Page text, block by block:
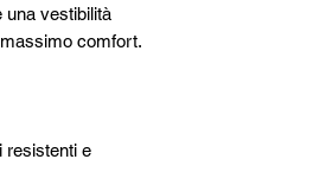
una vestibilità
comfort.
resistenti e